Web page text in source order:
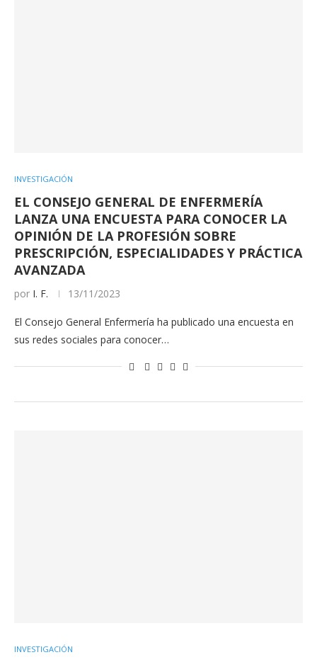
INVESTIGACIÓN
EL CONSEJO GENERAL DE ENFERMERÍA
LANZA UNA ENCUESTA PARA CONOCER LA
OPINIÓN DE LA PROFESIÓN SOBRE
PRESCRIPCIÓN, ESPECIALIDADES Y PRÁCTICA
AVANZADA
por I. F. 13/11/2023
El Consejo General Enfermería ha publicado una encuesta en
sus redes sociales para conocer…
INVESTIGACIÓN